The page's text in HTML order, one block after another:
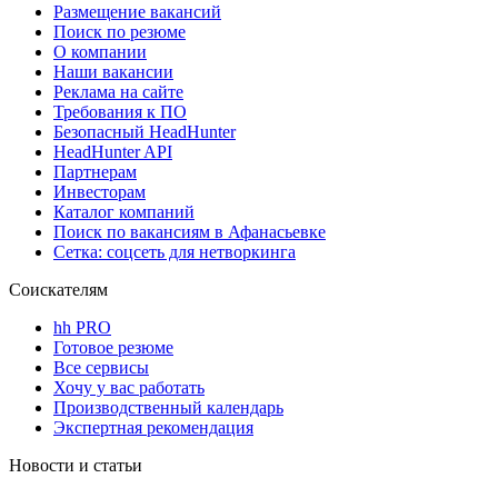
Размещение вакансий
Поиск по резюме
О компании
Наши вакансии
Реклама на сайте
Требования к ПО
Безопасный HeadHunter
HeadHunter API
Партнерам
Инвесторам
Каталог компаний
Поиск по вакансиям в Афанасьевке
Сетка: соцсеть для нетворкинга
Соискателям
hh PRO
Готовое резюме
Все сервисы
Хочу у вас работать
Производственный календарь
Экспертная рекомендация
Новости и статьи